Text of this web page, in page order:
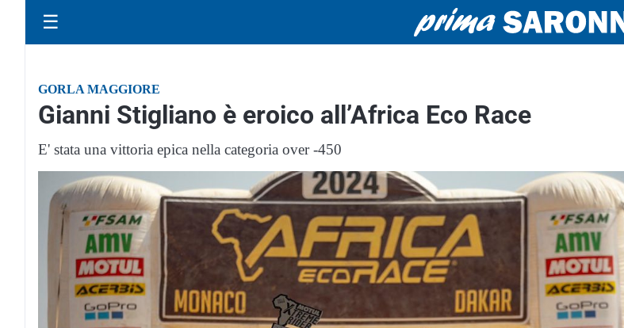
☰
GORLA MAGGIORE
Gianni Stigliano è eroico all’Africa Eco Race
E' stata una vittoria epica nella categoria over -450